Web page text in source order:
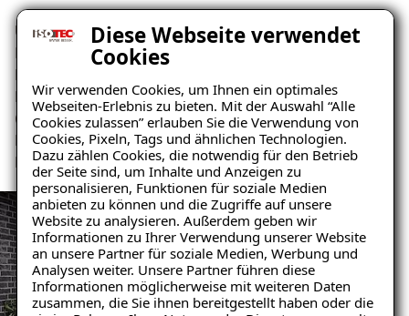
Diese Webseite verwendet
Cookies
Wir verwenden Cookies, um Ihnen ein optimales
Webseiten-Erlebnis zu bieten. Mit der Auswahl “Alle
Cookies zulassen” erlauben Sie die Verwendung von
Cookies, Pixeln, Tags und ähnlichen Technologien.
Dazu zählen Cookies, die notwendig für den Betrieb
der Seite sind, um Inhalte und Anzeigen zu
personalisieren, Funktionen für soziale Medien
anbieten zu können und die Zugriffe auf unsere
Website zu analysieren. Außerdem geben wir
Informationen zu Ihrer Verwendung unserer Website
an unsere Partner für soziale Medien, Werbung und
Analysen weiter. Unsere Partner führen diese
Informationen möglicherweise mit weiteren Daten
zusammen, die Sie ihnen bereitgestellt haben oder die
Unser speziell konzipiertes dünnschichtiges
Beschichtungssystem sorgt dabei für eine optimale
Haftung zwischen Belag und Untergrund. Neben der
Erneuerung des Garagenbodens umfasst die Sanierung
(bei Bedarf) auch die Beseitigung übriger
Feuchtigkeitsquellen. Auch bereits bestehende
Feuchtigkeitsschäden werden dabei von uns behoben.
Ratgeber „Sofort-Tipps gegen
Feuchtigkeit“
– jetzt kostenlos
herunterladen!